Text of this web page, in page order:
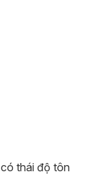
thái độ tôn